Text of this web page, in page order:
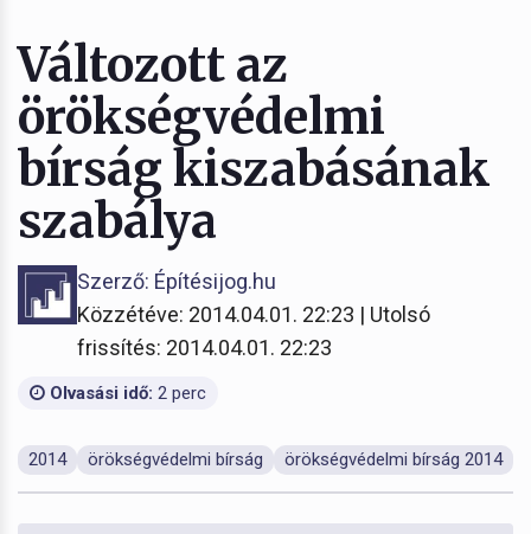
Változott az
örökségvédelmi
bírság kiszabásának
szabálya
Szerző: Építésijog.hu
Közzétéve: 2014.04.01. 22:23 | Utolsó
frissítés: 2014.04.01. 22:23
Olvasási idő: 2 perc
2014 örökségvédelmi bírság örökségvédelmi bírság 2014